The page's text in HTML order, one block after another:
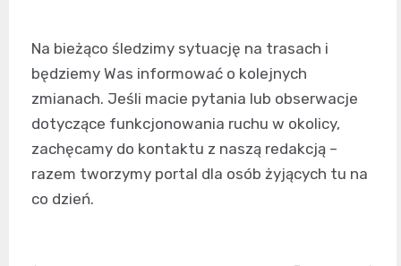
Na bieżąco śledzimy sytuację na trasach i
będziemy Was informować o kolejnych
zmianach. Jeśli macie pytania lub obserwacje
dotyczące funkcjonowania ruchu w okolicy,
zachęcamy do kontaktu z naszą redakcją –
razem tworzymy portal dla osób żyjących tu na
co dzień.